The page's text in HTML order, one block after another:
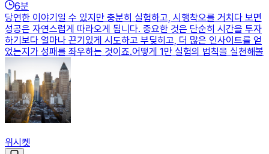
6분
당연한 이야기일 수 있지만 충분히 실험하고, 시행착오를 거치다 보면
성공은 자연스럽게 따라오게 됩니다. 중요한 것은 단순히 시간을 투자
하기보다 얼마나 끈기있게 시도하고 부딪히고, 더 많은 인사이트를 얻
었는지가 성패를 좌우하는 것이죠.어떻게 1만 실험의 법칙을 실천해볼
위시켓